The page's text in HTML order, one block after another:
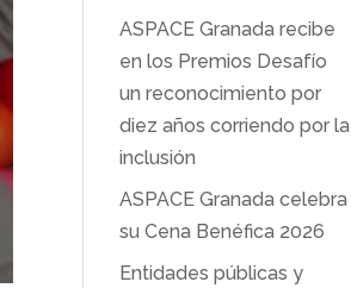
ASPACE Granada recibe
en los Premios Desafío
un reconocimiento por
diez años corriendo por la
inclusión
ASPACE Granada celebra
su Cena Benéfica 2026
Entidades públicas y